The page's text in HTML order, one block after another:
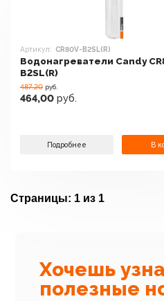
Артикул: CR80V-B2SL(R)
Водонагреватели Candy
B2SL(R)
487.20 руб.
464,00 руб.
Подробнее В
Страницы: 1 из 1
Хочешь
полезные